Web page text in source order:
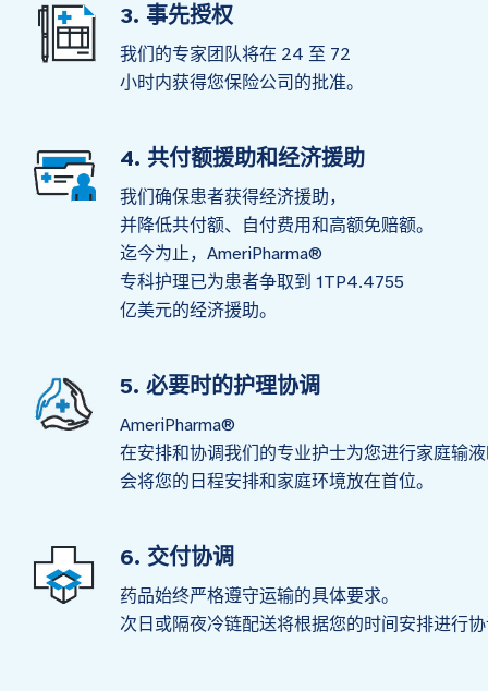
3. 事先授权
我们的专家团队将在 24 至 72
小时内获得您保险公司的批准。
4. 共付额援助和经济援助
我们确保患者获得经济援助，
并降低共付额、自付费用和高额免赔额。
迄今为止，AmeriPharma®
专科护理已为患者争取到 1TP4.4755
亿美元的经济援助。
5. 必要时的护理协调
AmeriPharma®
在安排和协调我们的专业护士为您进行家庭输
会将您的日程安排和家庭环境放在首位。
6. 交付协调
药品始终严格遵守运输的具体要求。
次日或隔夜冷链配送将根据您的时间安排进行